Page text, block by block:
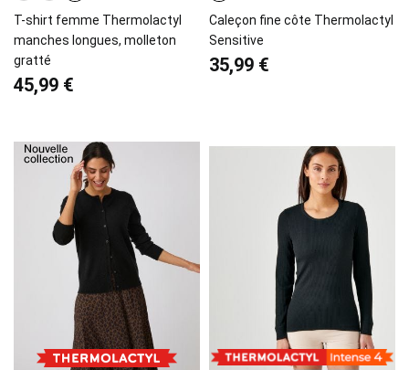
T-shirt femme Thermolactyl
manches longues, molleton
gratté
45,99 €
Caleçon fine côte Thermolactyl
Sensitive
35,99 €